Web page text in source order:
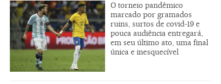
O torneio pandêmico
marcado por gramados
ruins, surtos de covid-19 e
pouca audiência entregará,
em seu último ato, uma final
única e inesquecível